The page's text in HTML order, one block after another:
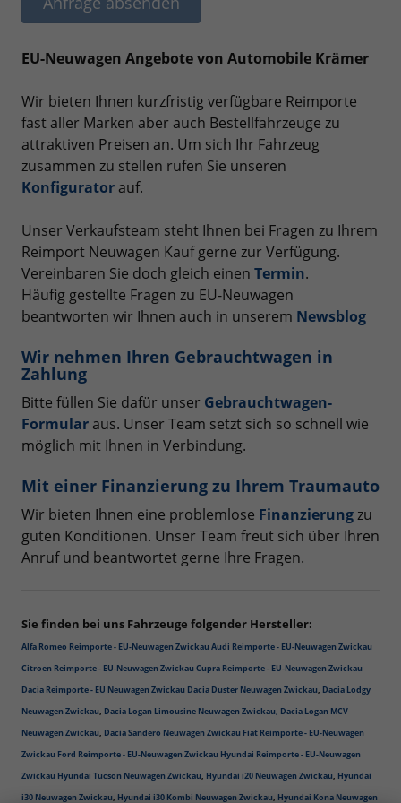
EU-Neuwagen Angebote von Automobile Krämer
Wir bieten Ihnen kurzfristig verfügbare Reimporte
fast aller Marken aber auch Bestellfahrzeuge zu
attraktiven Preisen an. Um sich Ihr Fahrzeug
zusammen zu stellen rufen Sie unseren
Konfigurator auf.
Unser Verkaufsteam steht Ihnen bei Fragen zu Ihrem
Reimport Neuwagen Kauf gerne zur Verfügung.
Vereinbaren Sie doch gleich einen Termin.
Häufig gestellte Fragen zu EU-Neuwagen
beantworten wir Ihnen auch in unserem Newsblog
Wir nehmen Ihren Gebrauchtwagen in
Zahlung
Bitte füllen Sie dafür unser Gebrauchtwagen-
Formular aus. Unser Team setzt sich so schnell wie
möglich mit Ihnen in Verbindung.
Mit einer Finanzierung zu Ihrem Traumauto
Wir bieten Ihnen eine problemlose Finanzierungzu
guten Konditionen. Unser Team freut sich über Ihren
Anruf und beantwortet gerne Ihre Fragen.
Sie finden bei uns Fahrzeuge folgender Hersteller:
Alfa Romeo Reimporte - EU-Neuwagen Zwickau Audi Reimporte - EU-Neuwagen Zwickau
Citroen Reimporte - EU-Neuwagen Zwickau Cupra Reimporte - EU-Neuwagen Zwickau
Dacia Reimporte - EU Neuwagen Zwickau Dacia Duster Neuwagen Zwickau, Dacia Lodgy
Neuwagen Zwickau, Dacia Logan Limousine Neuwagen Zwickau, Dacia Logan MCV
Neuwagen Zwickau, Dacia Sandero Neuwagen Zwickau Fiat Reimporte - EU-Neuwagen
Zwickau Ford Reimporte - EU-Neuwagen Zwickau Hyundai Reimporte - EU-Neuwagen
Zwickau Hyundai Tucson Neuwagen Zwickau, Hyundai i20 Neuwagen Zwickau, Hyundai
i30 Neuwagen Zwickau, Hyundai i30 Kombi Neuwagen Zwickau, Hyundai Kona Neuwagen